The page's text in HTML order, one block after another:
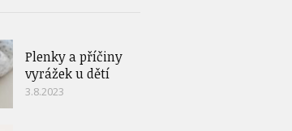
Plenky a příčiny
vyrážek u dětí
3.8.2023